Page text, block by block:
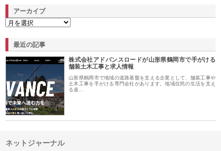
アーカイブ
最近の記事
株式会社アドバンスロードが山形県鶴岡市で手がける
舗装土木工事と求人情報
山形県鶴岡市で地域の道路基盤を支える企業として、舗装工事や
土木工事を手がける専門会社があります。地域住民の生活を支え
る道…
ネットジャーナル